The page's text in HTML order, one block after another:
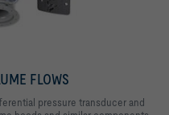
FLOWS
pressure transducer and